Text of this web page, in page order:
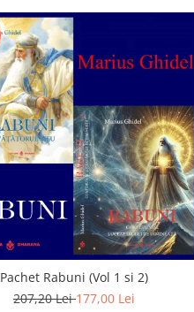
Pachet Rabuni (Vol 1 si 2)
207,20 Lei177,00 Lei